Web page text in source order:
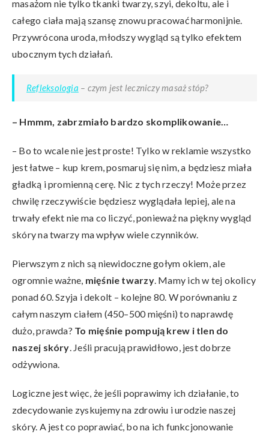
masażom nie tylko tkanki twarzy, szyi, dekoltu, ale i
całego ciała mają szansę znowu pracować harmonijnie.
Przywrócona uroda, młodszy wygląd są tylko efektem
ubocznym tych działań.
Refleksologia – czym jest leczniczy masaż stóp?
– Hmmm, zabrzmiało bardzo skomplikowanie…
– Bo to wcale nie jest proste! Tylko w reklamie wszystko
jest łatwe – kup krem, posmaruj się nim, a będziesz miała
gładką i promienną cerę. Nic z tych rzeczy! Może przez
chwilę rzeczywiście będziesz wyglądała lepiej, ale na
trwały efekt nie ma co liczyć, ponieważ na piękny wygląd
skóry na twarzy ma wpływ wiele czynników.
Pierwszym z nich są niewidoczne gołym okiem, ale
ogromnie ważne, mięśnie twarzy. Mamy ich w tej okolicy
ponad 60. Szyja i dekolt – kolejne 80. W porównaniu z
całym naszym ciałem (450–500 mięśni) to naprawdę
dużo, prawda? To mięśnie pompują krew i tlen do
naszej skóry. Jeśli pracują prawidłowo, jest dobrze
odżywiona.
Logiczne jest więc, że jeśli poprawimy ich działanie, to
zdecydowanie zyskujemy na zdrowiu i urodzie naszej
skóry. A jest co poprawiać, bo na ich funkcjonowanie